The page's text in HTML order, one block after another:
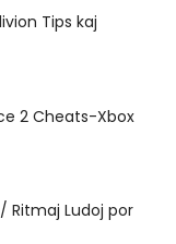
Tips kaj
2 Cheats-Xbox
Ritmaj Ludoj por